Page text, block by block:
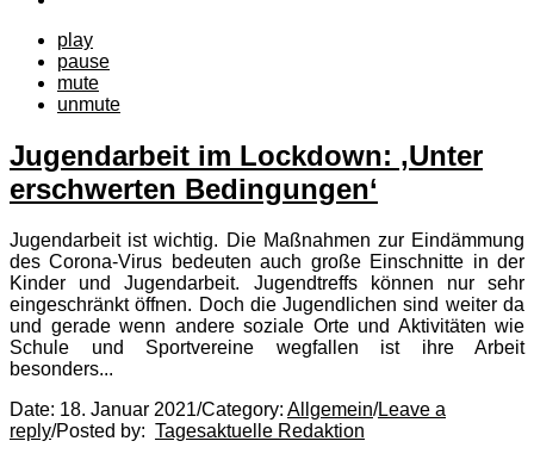
play
pause
mute
unmute
Jugendarbeit im Lockdown: ‚Unter
erschwerten Bedingungen‘
Jugendarbeit ist wichtig. Die Maßnahmen zur Eindämmung
des Corona-Virus bedeuten auch große Einschnitte in der
Kinder und Jugendarbeit. Jugendtreffs können nur sehr
eingeschränkt öffnen. Doch die Jugendlichen sind weiter da
und gerade wenn andere soziale Orte und Aktivitäten wie
Schule und Sportvereine wegfallen ist ihre Arbeit
besonders...
Date: 18. Januar 2021/Category: Allgemein/Leave a
reply/Posted by: Tagesaktuelle Redaktion